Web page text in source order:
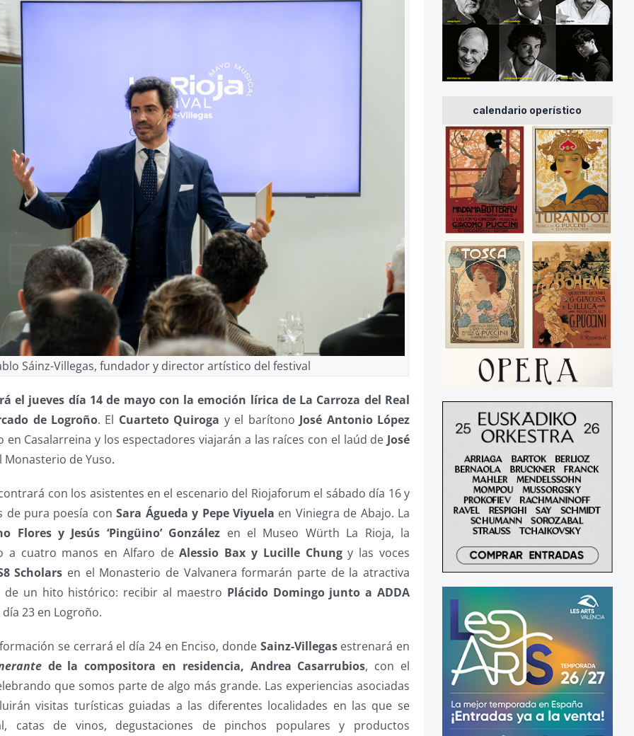
Sáinz-Villegas, fundador y director artístico del festival
el jueves día 14 de mayo con la emoción lírica de La Carroza del Real
de Logroño. El Cuarteto Quiroga y el barítono José Antonio López
en Casalarreina y los espectadores viajarán a las raíces con el laúd de José
Monasterio de Yuso.
con los asistentes en el escenario del Riojaforum el sábado día 16 y
de pura poesía conSara Águeda y Pepe Viyuela en Viniegra de Abajo. La
Flores y Jesús ‘Pingüino’ González en el Museo Würth La Rioja, la
a cuatro manos en Alfaro deAlessio Bax y Lucille Chungy las voces
Scholars en el Monasterio de Valvanera formarán parte de la atractiva
de un hito histórico: recibir al maestro Plácido Domingo junto a ADDA
23 en Logroño.
se cerrará el día 24 en Enciso, donde Sainz-Villegasestrenará en
de la compositora en residencia, Andrea Casarrubios, con el
que somos parte de algo más grande. Las experiencias asociadas
visitas turísticas guiadas a las diferentes localidades en las que se
catas de vinos, degustaciones de pinchos populares y productos
calendario operístico